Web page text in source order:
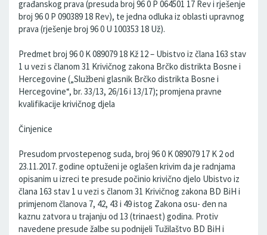
građanskog prava (presuda broj 96 0 P 064501 17 Rev i rješenje
broj 96 0 P 090389 18 Rev), te jedna odluka iz oblasti upravnog
prava (rješenje broj 96 0 U 100353 18 Už).
Predmet broj 96 0 K 089079 18 Kž 12 – Ubistvo iz člana 163 stav
1 u vezi s članom 31 Krivičnog zakona Brčko distrikta Bosne i
Hercegovine („Službeni glasnik Brčko distrikta Bosne i
Hercegovine“, br. 33/13, 26/16 i 13/17); promjena pravne
kvalifikacije krivičnog djela
Činjenice
Presudom prvostepenog suda, broj 96 0 K 089079 17 K 2 od
23.11.2017. godine optuženi je oglašen krivim da je radnjama
opisanim u izreci te presude počinio krivično djelo Ubistvo iz
člana 163 stav 1 u vezi s članom 31 Krivičnog zakona BD BiH i
primjenom članova 7, 42, 43 i 49 istog Zakona osu- đen na
kaznu zatvora u trajanju od 13 (trinaest) godina. Protiv
navedene presude žalbe su podnijeli Tužilaštvo BD BiH i